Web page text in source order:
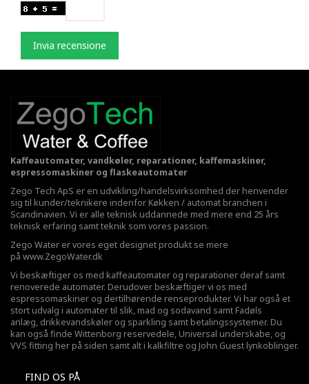
Invia recensione
Kaffeautomater, vandkøler, reparationer, kaffemaskiner,
espressomaskiner og flaskeautomater
Zego Tech ApS er en udvikling/handelsvirksomhed der henvender
sig til kunder/teknikere indenfor Køkken / automat branchen i
Scandinavien. Vi er alle teknisk uddannede med mere end 25 års
teknisk erfaring samt teknik som vores passion.
Zego Water er vores eget designet produkt se mere
på www.ZegoWater.dk
Vi beskæftiger os med kaffeautomater og reparationer deraf samt
renoverede automater. Derudover beskæftiger vi os med
espressomaskiner og dertilhørende renseprodukter. Vi har også et
stort udvalg i automater til slik, mad og sodavand samt Fadøls
anlæg, drikkevandskøler og sparkling samt betalingssystemer. Du
kan også finde Wittenborg reservedele, Universal underskabe, og
VVS fitting her på siden samt alt i kalkfiltre og John Guest lynkoblinger.
FIND OS PÅ